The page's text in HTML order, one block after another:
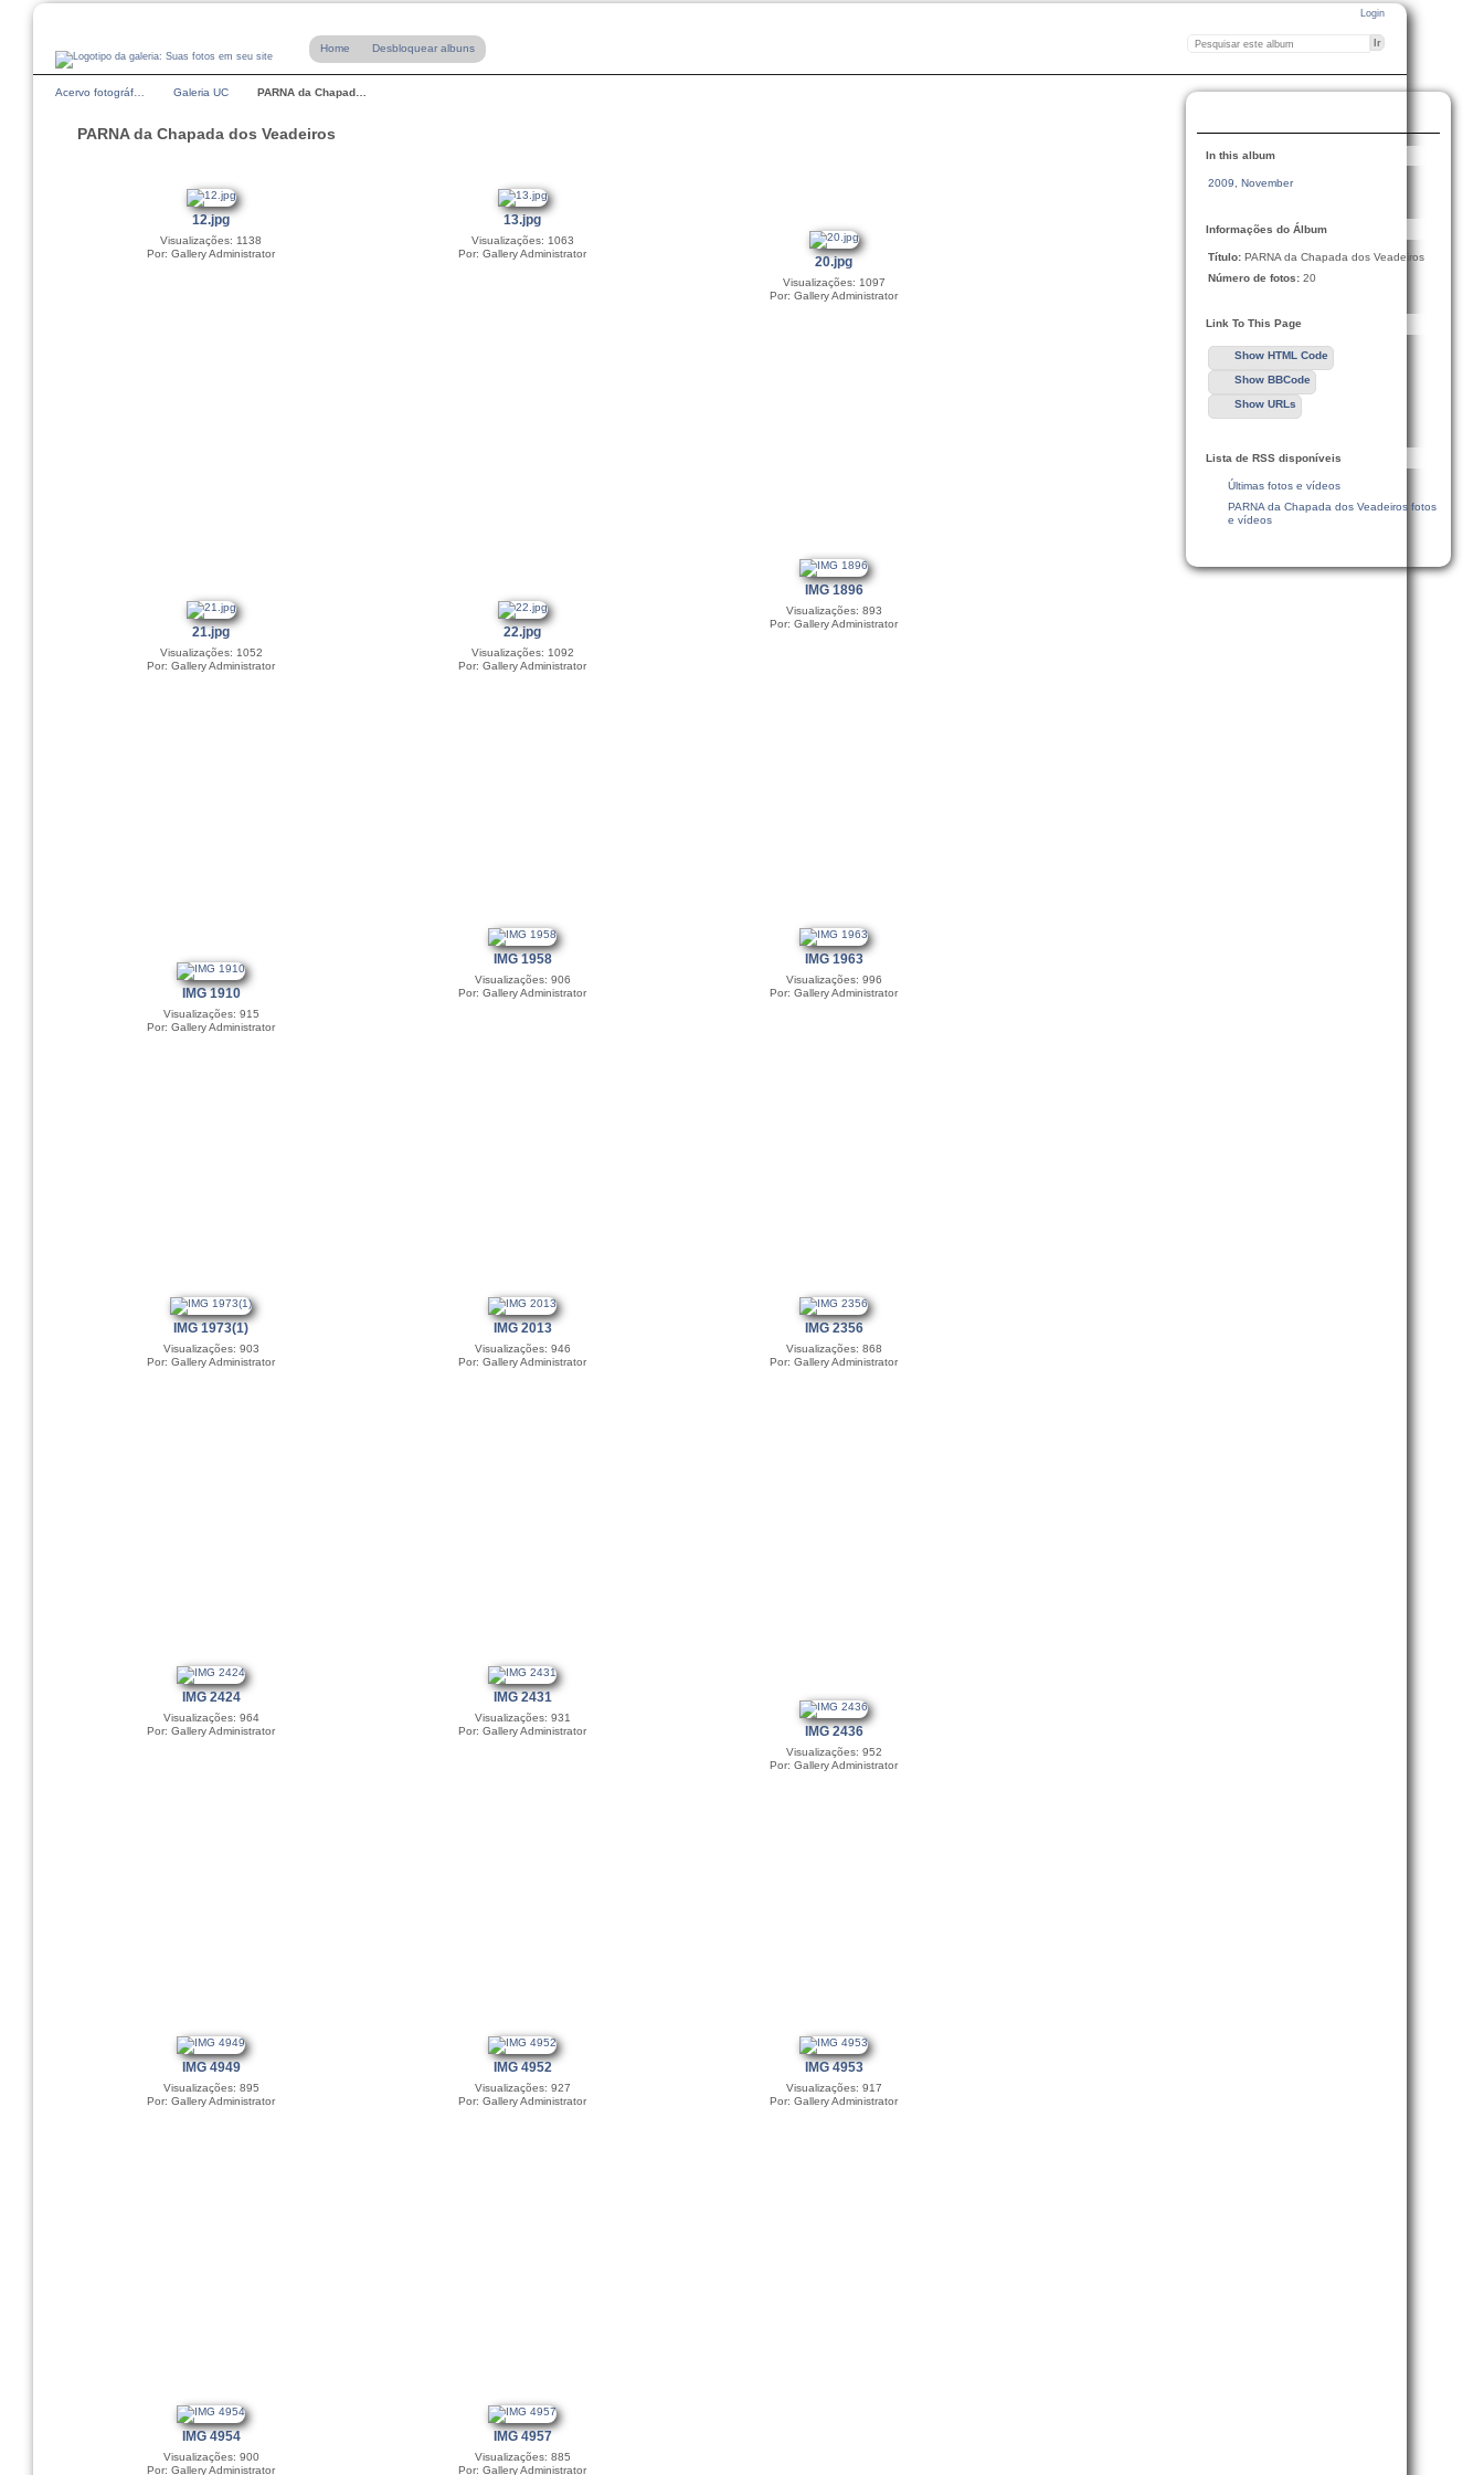
Login
Home Desbloquear albuns
Acervo fotográf… Galeria UC PARNA da Chapad…
PARNA da Chapada dos Veadeiros
12.jpg
Visualizações: 1138
Por: Gallery Administrator
13.jpg
Visualizações: 1063
Por: Gallery Administrator
20.jpg
Visualizações: 1097
Por: Gallery Administrator
21.jpg
Visualizações: 1052
Por: Gallery Administrator
22.jpg
Visualizações: 1092
Por: Gallery Administrator
IMG 1896
Visualizações: 893
Por: Gallery Administrator
IMG 1910
Visualizações: 915
Por: Gallery Administrator
IMG 1958
Visualizações: 906
Por: Gallery Administrator
IMG 1963
Visualizações: 996
Por: Gallery Administrator
IMG 1973(1)
Visualizações: 903
Por: Gallery Administrator
IMG 2013
Visualizações: 946
Por: Gallery Administrator
IMG 2356
Visualizações: 868
Por: Gallery Administrator
IMG 2424
Visualizações: 964
Por: Gallery Administrator
IMG 2431
Visualizações: 931
Por: Gallery Administrator
IMG 2436
Visualizações: 952
Por: Gallery Administrator
IMG 4949
Visualizações: 895
Por: Gallery Administrator
IMG 4952
Visualizações: 927
Por: Gallery Administrator
IMG 4953
Visualizações: 917
Por: Gallery Administrator
IMG 4954
Visualizações: 900
Por: Gallery Administrator
IMG 4957
Visualizações: 885
Por: Gallery Administrator
In this album
2009, November
Informações do Álbum
Título: PARNA da Chapada dos Veadeiros
Número de fotos: 20
Link To This Page
Show HTML Code
Show BBCode
Show URLs
Lista de RSS disponíveis
Últimas fotos e vídeos
PARNA da Chapada dos Veadeiros fotos
e vídeos